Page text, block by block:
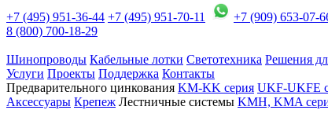
+7 (495) 951-36-44 +7 (495) 951-70-11 +7 (909) 653-07-
8 (800) 700-18-29
Шинопроводы Кабельные лотки Светотехника Решения
Услуги Проекты Поддержка Контакты
Предварительного цинкования KM-KK серия UKF-UKFE
Аксессуары Крепеж Лестничные системы KMH, KMA